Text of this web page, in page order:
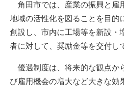
角田市では、産業の振興と雇
地域の活性化を図ることを目的
創設し、市内に工場等を新設・
者に対して、奨励金等を交付し
優遇制度は、将来的な観点か
び雇用機会の増大など大きな効